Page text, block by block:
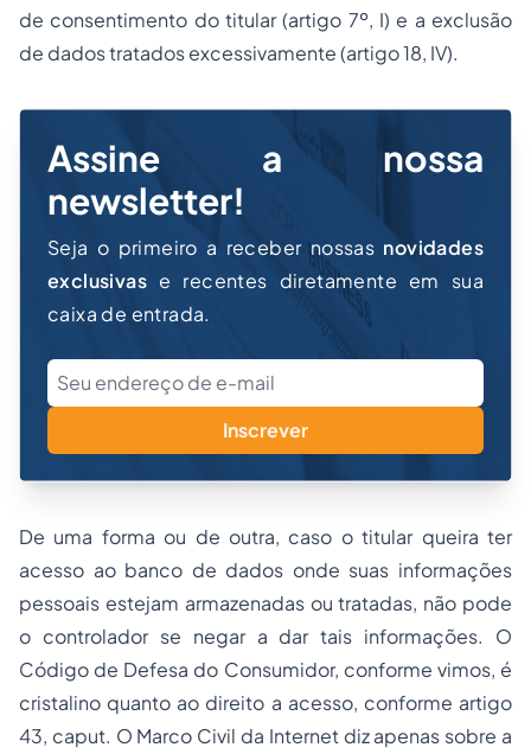
de consentimento do titular (artigo 7º, I) e a exclusão
de dados tratados excessivamente (artigo 18, IV).
Assine a nossa
newsletter!
Seja o primeiro a receber nossas novidades
exclusivas e recentes diretamente em sua
caixa de entrada.
Inscrever
De uma forma ou de outra, caso o titular queira ter
acesso ao banco de dados onde suas informações
pessoais estejam armazenadas ou tratadas, não pode
o controlador se negar a dar tais informações. O
Código de Defesa do Consumidor, conforme vimos, é
cristalino quanto ao direito a acesso, conforme artigo
43, caput. O Marco Civil da Internet diz apenas sobre a